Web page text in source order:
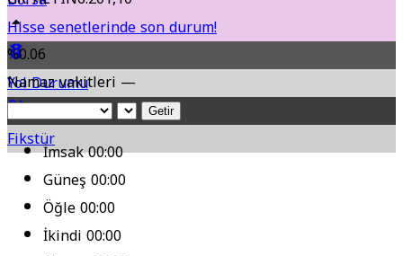
Hisse senetlerinde son durum!
Yol Durumu
Fikstür
%0.06
Namaz vakitleri —
Getir
İmsak00:00
Güneş00:00
Öğle00:00
İkindi00:00